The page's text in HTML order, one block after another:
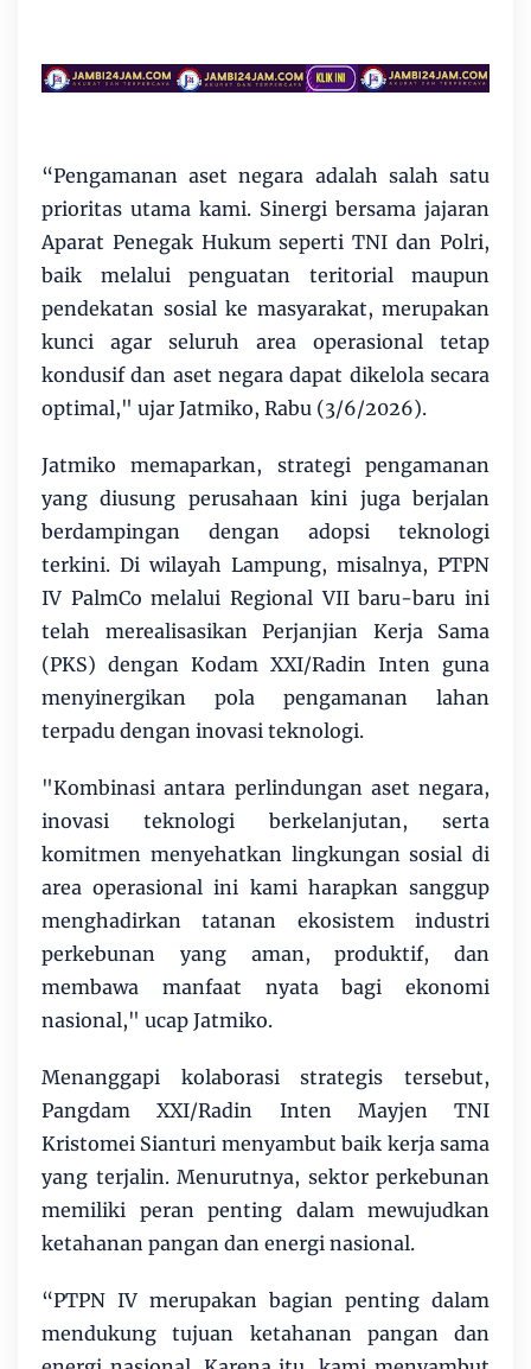
“Pengamanan aset negara adalah salah satu
prioritas utama kami. Sinergi bersama jajaran
Aparat Penegak Hukum seperti TNI dan Polri,
baik melalui penguatan teritorial maupun
pendekatan sosial ke masyarakat, merupakan
kunci agar seluruh area operasional tetap
kondusif dan aset negara dapat dikelola secara
optimal," ujar Jatmiko, Rabu (3/6/2026).
Jatmiko memaparkan, strategi pengamanan
yang diusung perusahaan kini juga berjalan
berdampingan dengan adopsi teknologi
terkini. Di wilayah Lampung, misalnya, PTPN
IV PalmCo melalui Regional VII baru-baru ini
telah merealisasikan Perjanjian Kerja Sama
(PKS) dengan Kodam XXI/Radin Inten guna
menyinergikan pola pengamanan lahan
terpadu dengan inovasi teknologi.
"Kombinasi antara perlindungan aset negara,
inovasi teknologi berkelanjutan, serta
komitmen menyehatkan lingkungan sosial di
area operasional ini kami harapkan sanggup
menghadirkan tatanan ekosistem industri
perkebunan yang aman, produktif, dan
membawa manfaat nyata bagi ekonomi
nasional," ucap Jatmiko.
Menanggapi kolaborasi strategis tersebut,
Pangdam XXI/Radin Inten Mayjen TNI
Kristomei Sianturi menyambut baik kerja sama
yang terjalin. Menurutnya, sektor perkebunan
memiliki peran penting dalam mewujudkan
ketahanan pangan dan energi nasional.
“PTPN IV merupakan bagian penting dalam
mendukung tujuan ketahanan pangan dan